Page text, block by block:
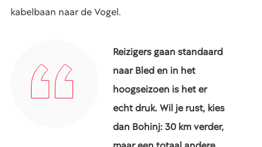
kabelbaan naar de Vogel.
Reizigers gaan standaard
naar Bled en in het
hoogseizoen is het er
echt druk. Wil je rust, kies
dan Bohinj: 30 km verder,